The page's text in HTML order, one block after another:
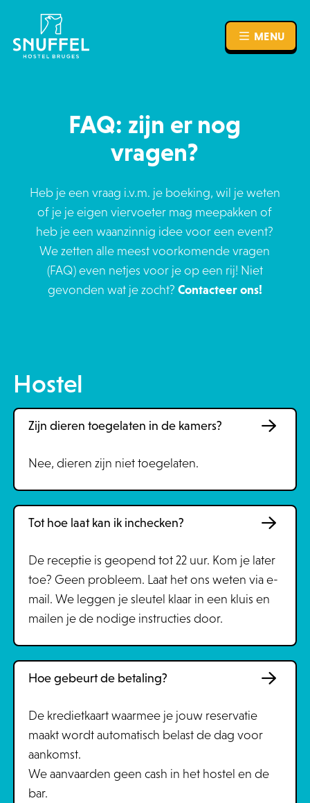
MENU
MENU
FAQ: zijn er nog
vragen?
Heb je een vraag i.v.m. je boeking, wil je weten
of je je eigen viervoeter mag meepakken of
heb je een waanzinnig idee voor een event?
We zetten alle meest voorkomende vragen
(FAQ) even netjes voor je op een rij! Niet
gevonden wat je zocht? Contacteer ons!
Hostel
Zijn dieren toegelaten in de kamers?
Nee, dieren zijn niet toegelaten.
Tot hoe laat kan ik inchecken?
De receptie is geopend tot 22 uur. Kom je later
toe? Geen probleem. Laat het ons weten via e-
mail. We leggen je sleutel klaar in een kluis en
mailen je de nodige instructies door.
Hoe gebeurt de betaling?
De kredietkaart waarmee je jouw reservatie
maakt wordt automatisch belast de dag voor
aankomst.
We aanvaarden geen cash in het hostel en de
bar.